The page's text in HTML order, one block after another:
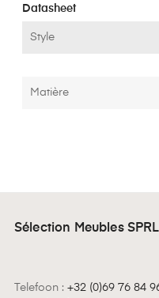
Datasheet
Style
Matière
Sélection Meubles SPRL
Telefoon : +32 (0)69 76 84